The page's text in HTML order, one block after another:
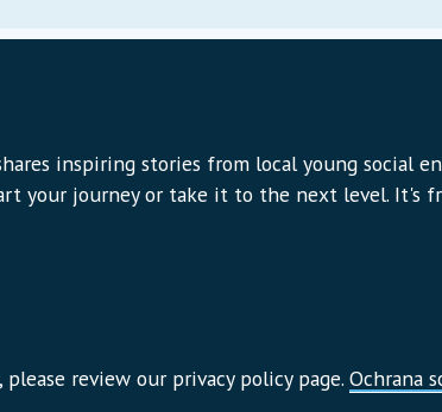
inspiring stories from local young social
journey or take it to the next level. It's
review our privacy policy page.Ochrana